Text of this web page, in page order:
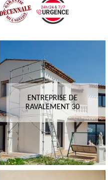
ENTREPRISE DE
RAVALEMENT 30